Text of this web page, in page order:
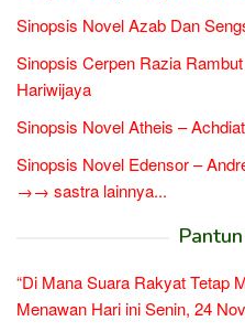
Sinopsis Novel Azab Dan
Sinopsis Cerpen Razia
Hariwijaya
Sinopsis Novel Atheis –
Sinopsis Novel Edensor –
→→ sastra lainnya...
“Di Mana Suara Rakyat Tetap
Menawan Hari ini Senin, 24